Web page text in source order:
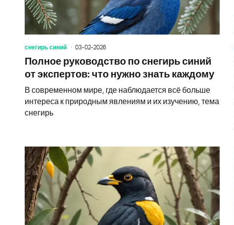
снегирь синий 03-02-2026
Полное руководство по снегирь синий
от экспертов: что нужно знать каждому
В современном мире, где наблюдается всё больше
интереса к природным явлениям и их изучению, тема
снегирь